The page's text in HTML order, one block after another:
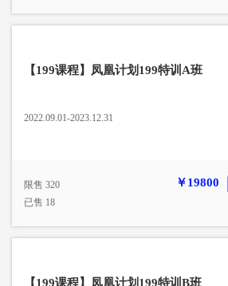
【199课程】凤凰计划199特训A班
2022.09.01-2023.12.31
限售 320
已售 18
￥19800
【199课程】凤凰计划199特训B班